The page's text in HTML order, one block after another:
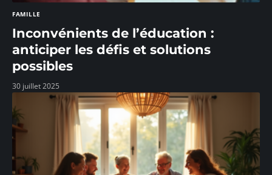
FAMILLE
Inconvénients de l’éducation :
anticiper les défis et solutions
possibles
30 juillet 2025